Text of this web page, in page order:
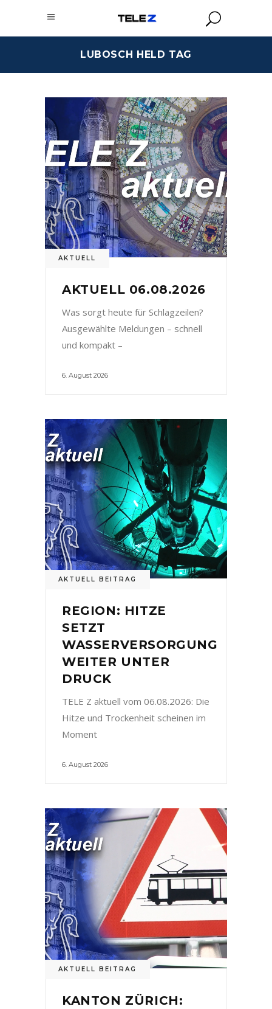
LUBOSCH HELD TAG
AKTUELL
AKTUELL 06.08.2026
Was sorgt heute für Schlagzeilen?
Ausgewählte Meldungen – schnell
und kompakt –
6. August 2026
AKTUELL BEITRAG
REGION: HITZE
SETZT
WASSERVERSORGUNG
WEITER UNTER
DRUCK
TELE Z aktuell vom 06.08.2026: Die
Hitze und Trockenheit scheinen im
Moment
6. August 2026
AKTUELL BEITRAG
KANTON ZÜRICH: